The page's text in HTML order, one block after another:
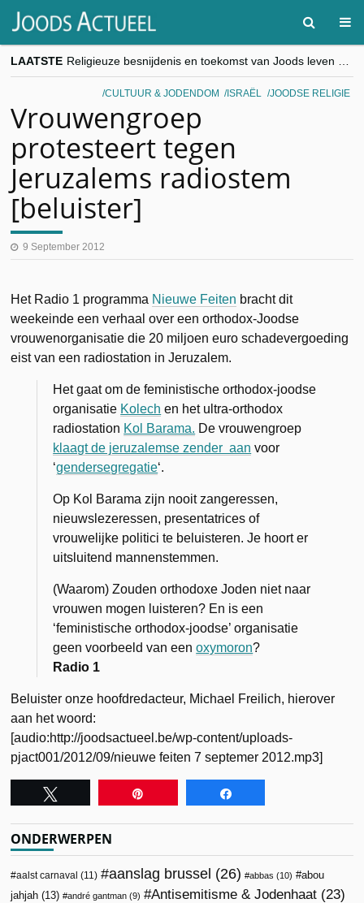
LAATSTE
“Besnijdenisdebat toont hoe moeilijk seculiere Westen minderheden begrijpt”, Jinnih Beels (Vooruit)
CITYTRIP | ROEMENIË – Boekarest: de verrassing van Oost-Europa
CULTUUR & JODENDOM ISRAËL JOODSE RELIGIE
Vrouwengroep
protesteert tegen
Jeruzalems radiostem
[beluister]
9 September 2012
Het Radio 1 programma Nieuwe Feiten bracht dit
weekeinde een verhaal over een orthodox-Joodse
vrouwenorganisatie die 20 miljoen euro schadevergoeding
eist van een radiostation in Jeruzalem.
Het gaat om de feministische orthodox-joodse
organisatie Kolech en het ultra-orthodox
radiostation Kol Barama. De vrouwengroep
klaagt de jeruzalemse zender aan voor
‘gendersegregatie‘.
Op Kol Barama zijn nooit zangeressen,
nieuwslezeressen, presentatrices of
vrouwelijke politici te beluisteren. Je hoort er
uitsluitend mannenstemmen.
(Waarom) Zouden orthodoxe Joden niet naar
vrouwen mogen luisteren? En is een
‘feministische orthodox-joodse’ organisatie
geen voorbeeld van eenoxymoron?
Radio 1
Beluister onze hoofdredacteur, Michael Freilich, hierover
aan het woord:
[audio:http://joodsactueel.be/wp-content/uploads-
pjact001/2012/09/nieuwe feiten 7 septemer 2012.mp3]
ONDERWERPEN
aalst carnaval (11) aanslag brussel (26) abbas (10)
abou
jahjah (13) andré gantman (9) Antisemitisme & Jodenhaat (23)